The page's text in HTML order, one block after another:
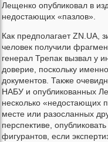
Лещенко опубликовал в
недостающих «пазлов».
Как предполагает ZN.UA,
человек получили
генерал Трепак вызвал у
доверие, поскольку
документов. Также
НАБУ и опубликованных
несколько «недостающих
месте или разосланных
перспективе,
фигурантов, если